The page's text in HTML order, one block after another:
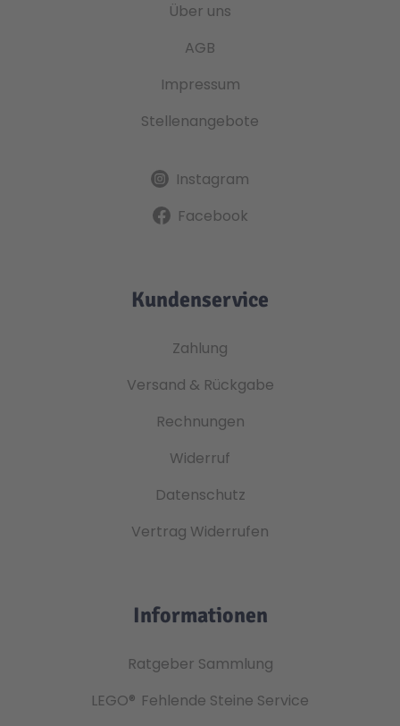
Über uns
AGB
Impressum
Stellenangebote
Instagram
Facebook
Kundenservice
Zahlung
Versand & Rückgabe
Rechnungen
Widerruf
Datenschutz
Vertrag Widerrufen
Informationen
Ratgeber Sammlung
LEGO® Fehlende Steine Service